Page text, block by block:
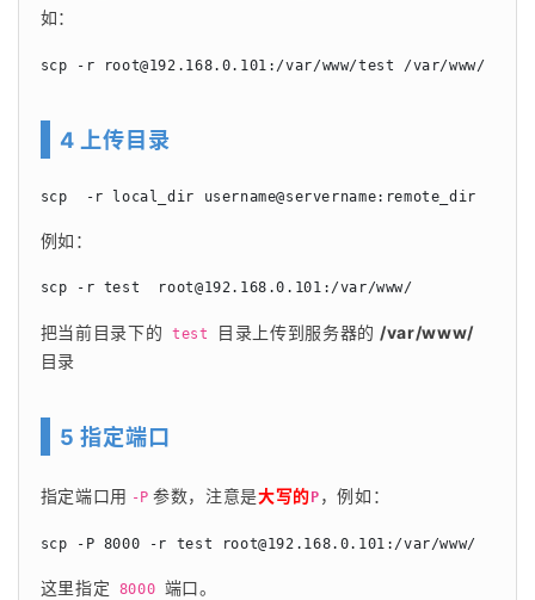
如：
scp -r root@192.168.0.101 :/var/www/test /var/www/
4 上传目录
scp  -r local_dir username@servername:remote_dir
例如：
scp -r test root@192.168.0.101 :/var/www/
把当前目录下的 test 目录上传到服务器的 /var/www/
目录
5 指定端口
指定端口用 -P 参数，注意是大写的 P ，例如：
scp -P 8000 -r test root@192.168.0.101 :/var/www/
这里指定 8000 端口。